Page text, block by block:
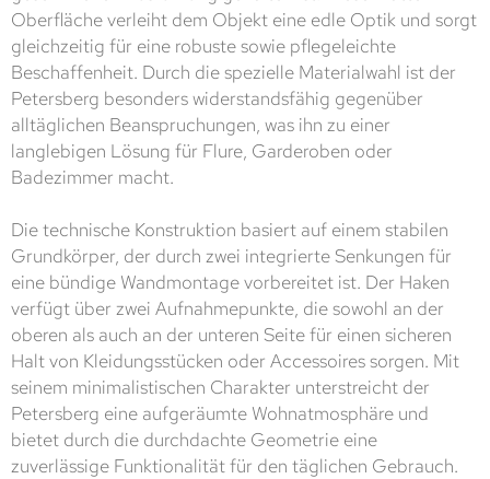
Oberfläche verleiht dem Objekt eine edle Optik und sorgt
gleichzeitig für eine robuste sowie pflegeleichte
Beschaffenheit. Durch die spezielle Materialwahl ist der
Petersberg besonders widerstandsfähig gegenüber
alltäglichen Beanspruchungen, was ihn zu einer
langlebigen Lösung für Flure, Garderoben oder
Badezimmer macht.
Die technische Konstruktion basiert auf einem stabilen
Grundkörper, der durch zwei integrierte Senkungen für
eine bündige Wandmontage vorbereitet ist. Der Haken
verfügt über zwei Aufnahmepunkte, die sowohl an der
oberen als auch an der unteren Seite für einen sicheren
Halt von Kleidungsstücken oder Accessoires sorgen. Mit
seinem minimalistischen Charakter unterstreicht der
Petersberg eine aufgeräumte Wohnatmosphäre und
bietet durch die durchdachte Geometrie eine
zuverlässige Funktionalität für den täglichen Gebrauch.